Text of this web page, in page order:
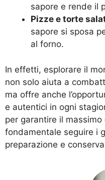
sapore e rende il
Pizze e torte
sapore si sposa
al forno.
In effetti, esplorare il
non solo aiuta a
ma offre anche
e autentici in ogni
per garantire il
fondamentale seguire i
preparazione e